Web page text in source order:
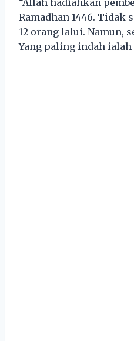
Ramadhan 1446. Tidak
12 orang lalui. Namun,
Yang paling indah ialah